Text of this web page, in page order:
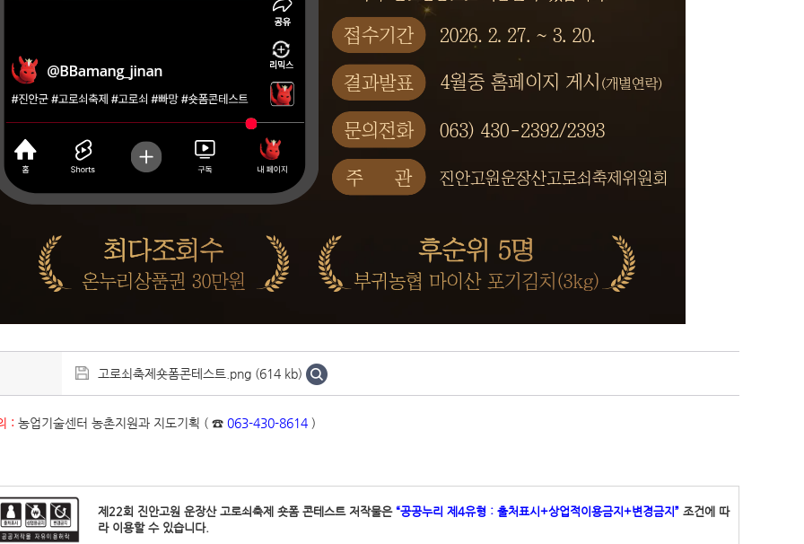
고로쇠축제숏폼콘테스트.png (614 kb)
: 농업기술센터 농촌지원과 지도기획 ( ☎ 063-430-8614 )
제22회 진안고원 운장산 고로쇠축제 숏폼 콘테스트 저작물은 “공공누리 제4유형 : 출처표시+상업적이용금지+변경금지” 조건에 따
라 이용할 수 있습니다.